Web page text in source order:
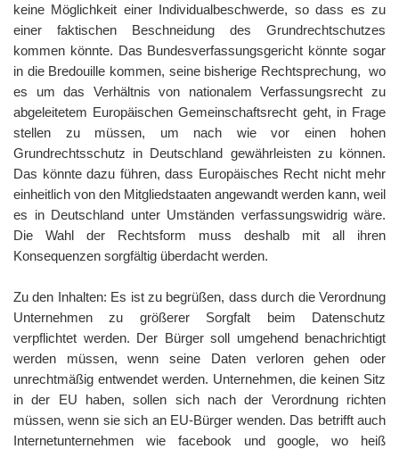
keine Möglichkeit einer Individualbeschwerde, so dass es zu
einer faktischen Beschneidung des Grundrechtschutzes
kommen könnte. Das Bundesverfassungsgericht könnte sogar
in die Bredouille kommen, seine bisherige Rechtsprechung, wo
es um das Verhältnis von nationalem Verfassungsrecht zu
abgeleitetem Europäischen Gemeinschaftsrecht geht, in Frage
stellen zu müssen, um nach wie vor einen hohen
Grundrechtsschutz in Deutschland gewährleisten zu können.
Das könnte dazu führen, dass Europäisches Recht nicht mehr
einheitlich von den Mitgliedstaaten angewandt werden kann, weil
es in Deutschland unter Umständen verfassungswidrig wäre.
Die Wahl der Rechtsform muss deshalb mit all ihren
Konsequenzen sorgfältig überdacht werden.
Zu den Inhalten: Es ist zu begrüßen, dass durch die Verordnung
Unternehmen zu größerer Sorgfalt beim Datenschutz
verpflichtet werden. Der Bürger soll umgehend benachrichtigt
werden müssen, wenn seine Daten verloren gehen oder
unrechtmäßig entwendet werden. Unternehmen, die keinen Sitz
in der EU haben, sollen sich nach der Verordnung richten
müssen, wenn sie sich an EU-Bürger wenden. Das betrifft auch
Internetunternehmen wie facebook und google, wo heiß